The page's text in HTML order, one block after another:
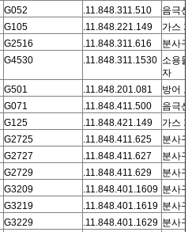
G052 .11.848.311.510
음극선
G105 .11.848.221.149
가스
G2516 .11.848.311.616
분사구
G4530 .11.848.311.1530 소용
자
G501 .11.848.201.081
방어
G071 .11.848.411.500
음극
G125 .11.848.421.149
가스
G2725 .11.848.411.625
분사
G2727 .11.848.411.627
분사
G2729 .11.848.411.629
분사
G3209 .11.848.401.1609 분사
G3219 .11.848.401.1619 분사
G3229 .11.848.401.1629 분사